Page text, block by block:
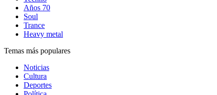
Años 70
Soul
Trance
Heavy metal
Temas más populares
Noticias
Cultura
Deportes